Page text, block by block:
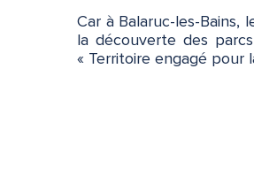
Car à Balaruc-les-Bains,
la découverte des
« Territoire engagé pour